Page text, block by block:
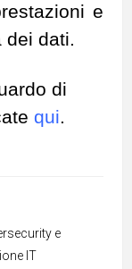
e
dei dati.
di
qui.
e
IT